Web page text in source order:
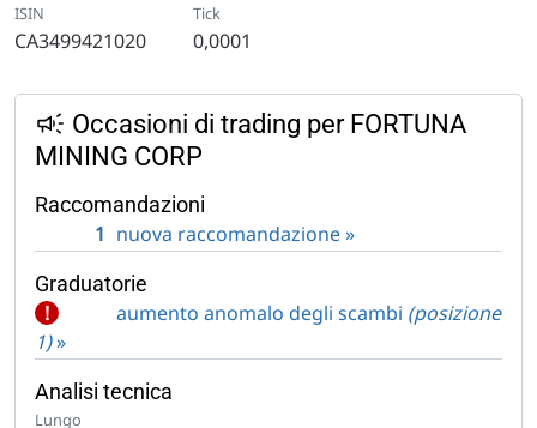
ISIN
CA3499421020
Tick
0,0001
Occasioni di trading per FORTUNA
MINING CORP
Raccomandazioni
1 nuova raccomandazione »
Graduatorie
! aumento anomalo degli scambi (posizione
1)»
Analisi tecnica
Lungo